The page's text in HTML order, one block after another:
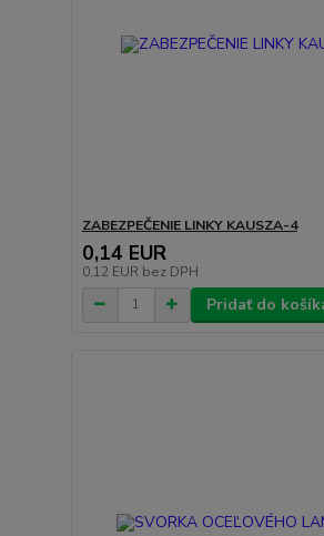
ZABEZPEČENIE LINKY KAUSZA-4
0,14 EUR
0,12 EUR bez DPH
Pridať do